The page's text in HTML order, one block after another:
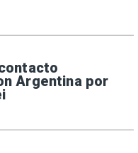
Argentina por